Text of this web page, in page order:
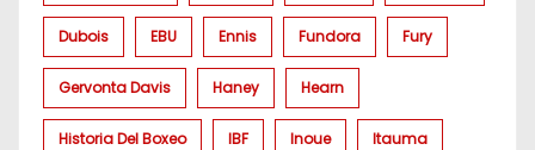
Dubois EBU Ennis Fundora Fury
Gervonta Davis Haney Hearn
Historia Del Boxeo IBF Inoue Itauma